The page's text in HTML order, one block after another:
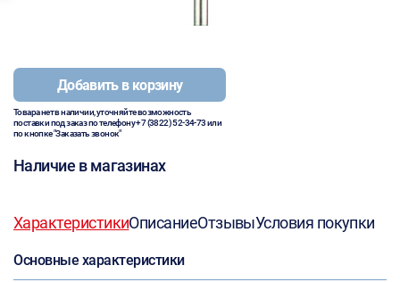
Добавить в корзину
Товара нет в наличии, уточняйте возможность
поставки под заказ по телефону+7 (3822) 52-34-73или
по кнопке "Заказать звонок"
Наличие в магазинах
ХарактеристикиОписаниеОтзывыУсловия покупки
Основные характеристики